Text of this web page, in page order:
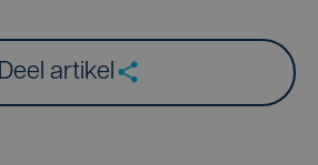
Deel artikel